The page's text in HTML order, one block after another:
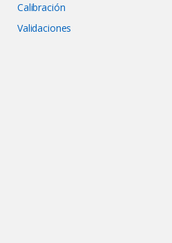
Calibración
Validaciones